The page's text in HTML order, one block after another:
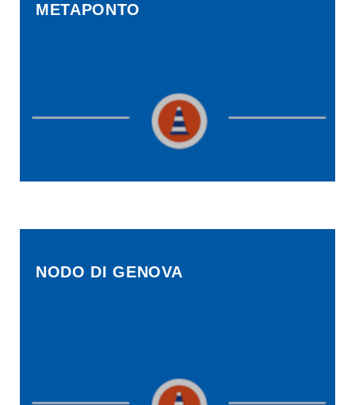
METAPONTO
NODO DI GENOVA